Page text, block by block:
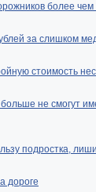
более
за слишком
стоимость
не смогут
подростка,
дороге